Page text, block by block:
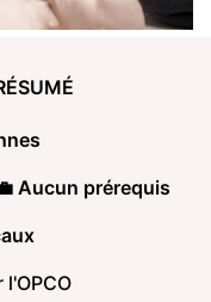
Aucun prérequis
l'OPCO